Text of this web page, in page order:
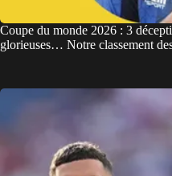
Coupe du monde 2026 : 3
glorieuses… Notre classement